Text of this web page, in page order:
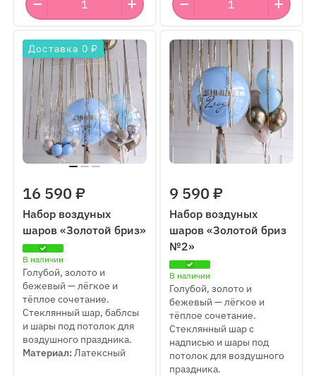
Доставка 0 ₽
16 590 ₽
Набор воздуных
шаров «Золотой бриз»
В наличии
Голубой, золото и
бежевый — лёгкое и
тёплое сочетание.
Стеклянный шар, баблсы
и шары под потолок для
воздушного праздника.
Материал:Латексный
9 590 ₽
Набор воздуных
шаров «Золотой бриз
№2»
В наличии
Голубой, золото и
бежевый — лёгкое и
тёплое сочетание.
Стеклянный шар с
надписью и шары под
потолок для воздушного
праздника.